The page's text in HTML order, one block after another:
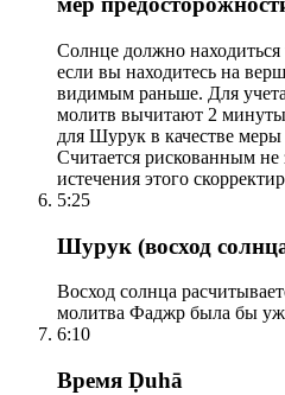
Солнце должно
если вы находитесь на
видимым раньше. Для
молитв вычитают 2 минуты
для Шурук в качестве
Считается рискованным не
истечения этого
5:25
Шурук (восход
Восход солнца
молитва Фаджр была бы
6:10
Время Ḍuhā